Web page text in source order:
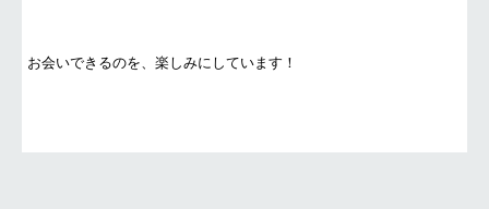
お会いできるのを、楽しみにしています！